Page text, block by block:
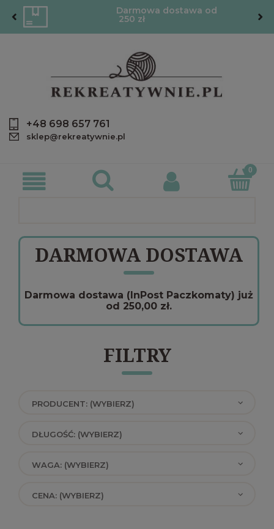
Darmowa dostawa od
250 zł
+48 698 657 761
sklep@rekreatywnie.pl
DARMOWA DOSTAWA
Darmowa dostawa (InPost Paczkomaty) już
od 250,00 zł.
FILTRY
PRODUCENT: (WYBIERZ)
DŁUGOŚĆ: (WYBIERZ)
WAGA: (WYBIERZ)
CENA: (WYBIERZ)